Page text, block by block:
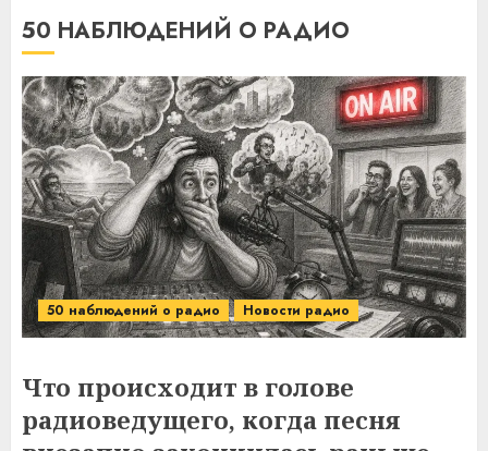
50 НАБЛЮДЕНИЙ О РАДИО
50 наблюдений о радио Новости радио
Что происходит в голове
радиоведущего, когда песня